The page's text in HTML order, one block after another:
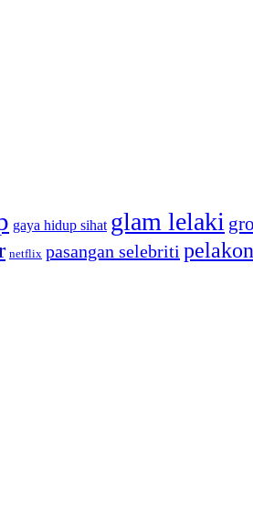
gaya hidup sihat glam lelaki
netflix pasangan selebriti pelakon